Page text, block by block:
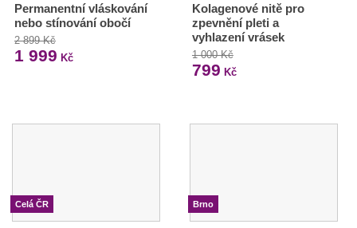
Permanentní vláskování
nebo stínování obočí
2 899 Kč
1 999 Kč
Kolagenové nitě pro
zpevnění pleti a
vyhlazení vrásek
1 000 Kč
799 Kč
Celá ČR Brno